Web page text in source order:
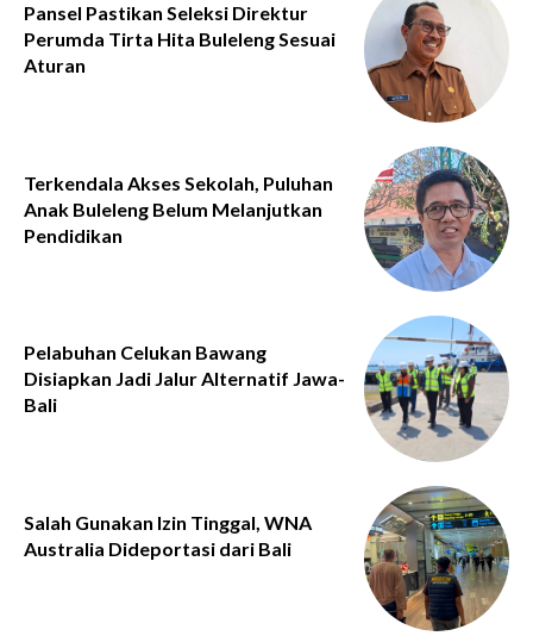
Pansel Pastikan Seleksi Direktur
Perumda Tirta Hita Buleleng Sesuai
Aturan
Terkendala Akses Sekolah, Puluhan
Anak Buleleng Belum Melanjutkan
Pendidikan
Pelabuhan Celukan Bawang
Disiapkan Jadi Jalur Alternatif Jawa-
Bali
Salah Gunakan Izin Tinggal, WNA
Australia Dideportasi dari Bali